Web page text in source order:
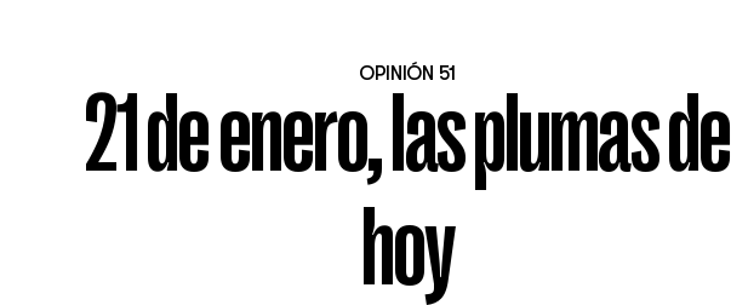
OPINIÓN 51
21 de enero, las plumas de
hoy